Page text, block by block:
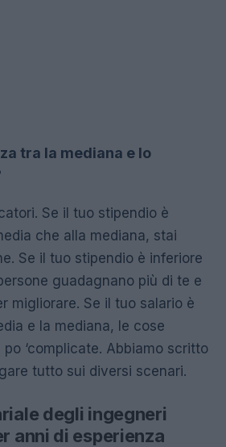
tra la mediana e lo
Se il tuo stipendio è
che alla mediana, stai
Se il tuo stipendio è inferiore
guadagnano più di te e
migliorare. Se il tuo salario è
e la mediana, le cose
‘complicate. Abbiamo scritto
tutto sui diversi scenari.
degli ingegneri
anni di esperienza